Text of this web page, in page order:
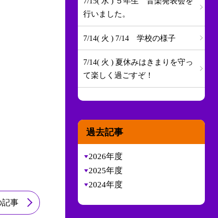
記事
行いました。
7/14( 火 ) 7/14 学校の様子
7/14( 火 ) 夏休みはきまりを守っ
て楽しく過ごすぞ！
過去記事
2026年度
2025年度
2024年度